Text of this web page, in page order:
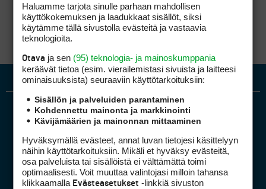
Golfpiste mediakortti
Haluamme tarjota sinulle parhaan mahdollisen
käyttökokemuksen ja laadukkaat sisällöt, siksi
käytämme tällä sivustolla evästeitä ja vastaavia
teknologioita.
Otava ja sen (95) teknologia- ja mainoskumppania
keräävät tietoa (esim. vierailemis­tasi sivuista ja laitteesi
ominaisuuk­sista) seuraaviin käyttötarkoituksiin:
Sisällön ja palveluiden parantaminen
Kohdennettu mainonta ja markkinointi
Kävijämäärien ja mainonnan mittaaminen
Hyväksymällä evästeet, annat luvan tietojesi käsittelyyn
näihin käyttötarkoituksiin. Mikäli et hyväksy evästeitä,
osa palveluista tai sisällöistä ei välttämättä toimi
optimaalisesti. Voit muuttaa valintojasi milloin tahansa
klikkaamalla Evästeasetukset -linkkiä sivuston